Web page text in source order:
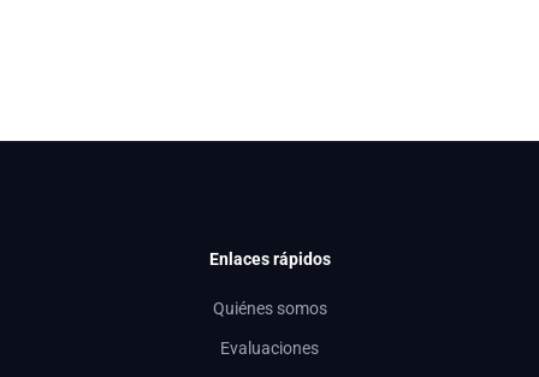
Enlaces rápidos
Quiénes somos
Evaluaciones